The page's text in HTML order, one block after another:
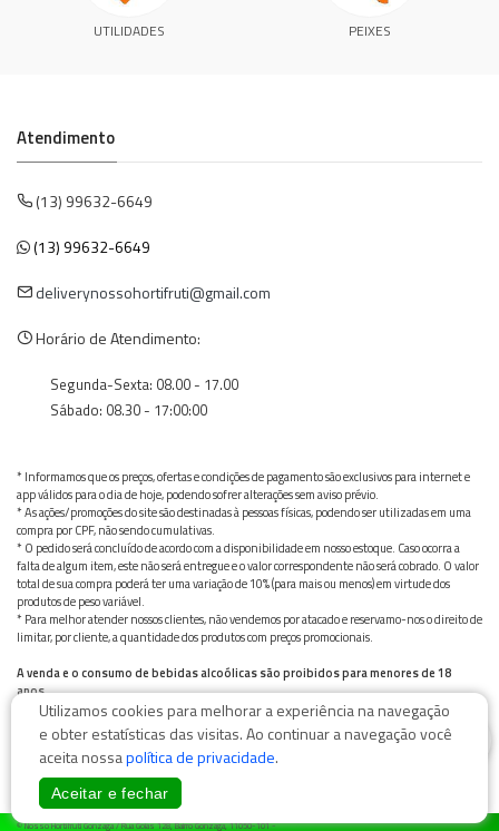
UTILIDADES PEIXES
Atendimento
(13) 99632-6649
(13) 99632-6649
deliverynossohortifruti@gmail.com
Horário de Atendimento:
Segunda-Sexta: 08.00 - 17.00
Sábado: 08.30 - 17:00:00
* Informamos que os preços, ofertas e condições de pagamento são exclusivos para internet e
app válidos para o dia de hoje, podendo sofrer alterações sem aviso prévio.
* As ações/promoções do site são destinadas à pessoas físicas, podendo ser utilizadas em uma
compra por CPF, não sendo cumulativas.
* O pedido será concluído de acordo com a disponibilidade em nosso estoque. Caso ocorra a
falta de algum item, este não será entregue e o valor correspondente não será cobrado. O valor
total de sua compra poderá ter uma variação de 10% (para mais ou menos) em virtude dos
produtos de peso variável.
* Para melhor atender nossos clientes, não vendemos por atacado e reservamo-nos o direito de
limitar, por cliente, a quantidade dos produtos com preços promocionais.
A venda e o consumo de bebidas alcoólicas são proibidos para menores de 18
anos.
Bebida alcoólica pode causar dependência química e, em excesso, provoca graves males à saúde.
Beba com moderação
© Nosso Hortifruti Gonzaga / Rua Goiás 128, Bairro Gonzaga, 11050-101 -
Utilizamos cookies para melhorar a experiência na navegação
e obter estatísticas das visitas. Ao continuar a navegação você
aceita nossapolítica de privacidade.
Aceitar e fechar